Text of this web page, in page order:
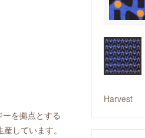
Harvest
を拠点とする
しています。